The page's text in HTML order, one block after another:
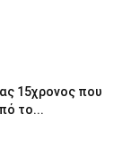
15χρονος που
το...